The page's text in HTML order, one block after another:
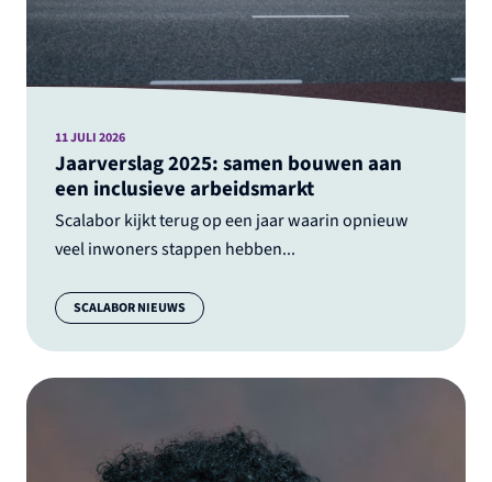
Jaarverslag 2025: samen bouwen aan
een inclusieve arbeidsmarkt
Scalabor kijkt terug op een jaar waarin opnieuw
veel inwoners stappen hebben...
11 JULI 2026
Categorie:
SCALABOR NIEUWS